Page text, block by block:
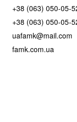
+38 (063) 050-05-
+38 (063) 050-05-
uafamk@mail.com
famk.com.ua